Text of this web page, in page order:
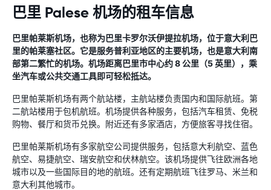
巴里 Palese 机场的租车信息
巴里帕莱斯机场，也称为巴里卡罗尔沃伊提拉机场，位于意大利巴
里的帕莱塞社区。它是服务普利亚地区的主要机场，也是意大利南
部第二繁忙的机场。机场距离巴里市中心约 8 公里（5 英里），乘
坐汽车或公共交通工具即可轻松抵达。
巴里帕莱斯机场有两个航站楼，主航站楼负责国内和国际航班。第
二航站楼用于包机航班。机场提供各种服务，包括汽车租赁、免税
购物、餐厅和货币兑换。附近还有多家酒店，方便旅客寻找住宿。
巴里帕莱斯机场有多家航空公司提供服务，包括意大利航空、蓝色
航空、易捷航空、瑞安航空和伏林航空。该机场提供飞往欧洲各地
城市以及一些国际目的地的航班。还有定期航班飞往罗马、米兰和
意大利其他城市。